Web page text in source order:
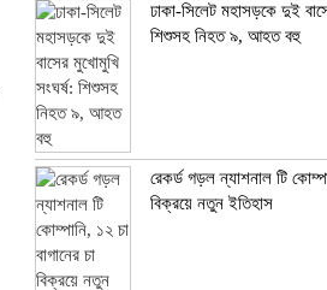
ঢাকা-সিলেট মহাসড়কে দুই
শিশুসহ নিহত ৯, আহত বহু
রেকর্ড গড়ল ন্যাশনাল টি
বিক্রয়ে নতুন ইতিহাস